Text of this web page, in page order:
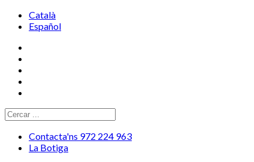
Català
Español
Contacta'ns 972 224 963
La Botiga